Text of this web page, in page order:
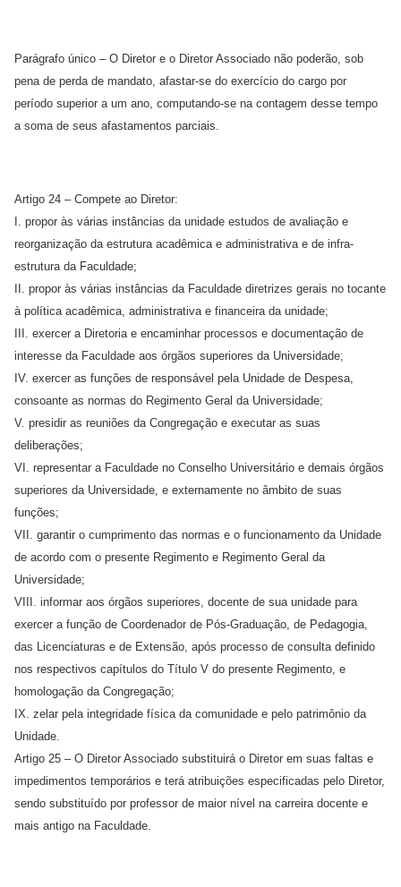
Parágrafo único – O Diretor e o Diretor Associado não poderão, sob
pena de perda de mandato, afastar-se do exercício do cargo por
período superior a um ano, computando-se na contagem desse tempo
a soma de seus afastamentos parciais.
Artigo 24 – Compete ao Diretor:
I. propor às várias instâncias da unidade estudos de avaliação e
reorganização da estrutura acadêmica e administrativa e de infra-
estrutura da Faculdade;
II. propor às várias instâncias da Faculdade diretrizes gerais no tocante
à política acadêmica, administrativa e financeira da unidade;
III. exercer a Diretoria e encaminhar processos e documentação de
interesse da Faculdade aos órgãos superiores da Universidade;
IV. exercer as funções de responsável pela Unidade de Despesa,
consoante as normas do Regimento Geral da Universidade;
V. presidir as reuniões da Congregação e executar as suas
deliberações;
VI. representar a Faculdade no Conselho Universitário e demais órgãos
superiores da Universidade, e externamente no âmbito de suas
funções;
VII. garantir o cumprimento das normas e o funcionamento da Unidade
de acordo com o presente Regimento e Regimento Geral da
Universidade;
VIII. informar aos órgãos superiores, docente de sua unidade para
exercer a função de Coordenador de Pós-Graduação, de Pedagogia,
das Licenciaturas e de Extensão, após processo de consulta definido
nos respectivos capítulos do Título V do presente Regimento, e
homologação da Congregação;
IX. zelar pela integridade física da comunidade e pelo patrimônio da
Unidade.
Artigo 25 – O Diretor Associado substituirá o Diretor em suas faltas e
impedimentos temporários e terá atribuições especificadas pelo Diretor,
sendo substituído por professor de maior nível na carreira docente e
mais antigo na Faculdade.